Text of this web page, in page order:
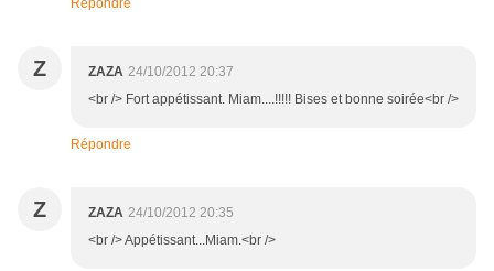
Répondre
Z ZAZA 24/10/2012 20:37
<br /> Fort appétissant. Miam....!!!!! Bises et bonne soirée<br />
Répondre
Z ZAZA 24/10/2012 20:35
<br /> Appétissant...Miam.<br />